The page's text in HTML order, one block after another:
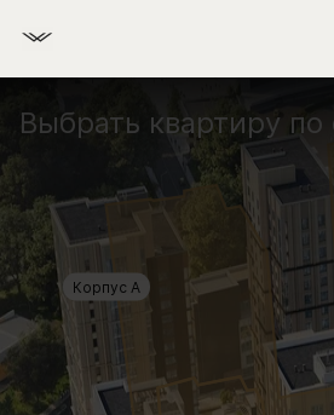
Выбрать квартиру по
Корпус А